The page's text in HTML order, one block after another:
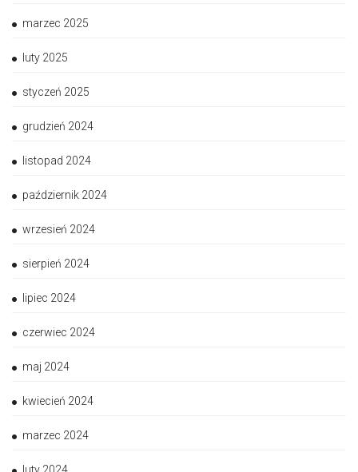
marzec 2025
luty 2025
styczeń 2025
grudzień 2024
listopad 2024
październik 2024
wrzesień 2024
sierpień 2024
lipiec 2024
czerwiec 2024
maj 2024
kwiecień 2024
marzec 2024